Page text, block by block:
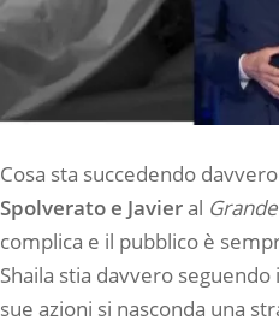
Cosa sta succedendo
Spolverato e Javieral
complica e il pubblico è
Shaila stia davvero
sue azioni si nasconda una